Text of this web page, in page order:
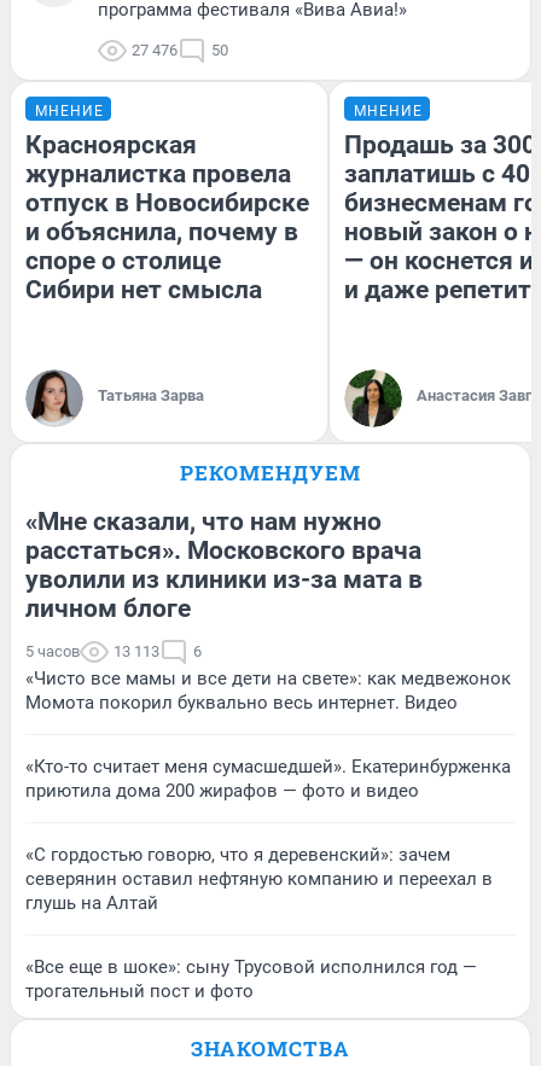
программа фестиваля «Вива Авиа!»
27 476 50
МНЕНИЕ
Красноярская
журналистка провела
отпуск в Новосибирске
и объяснила, почему в
споре о столице
Сибири нет смысла
Татьяна Зарва
МНЕНИЕ
Продашь за
заплатишь с
бизнесменам
новый закон о
— он коснется
и даже
Анастасия
РЕКОМЕНДУЕМ
«Мне сказали, что нам нужно
расстаться». Московского врача
уволили из клиники из-за мата в
личном блоге
5 часов 13 113 6
«Чисто все мамы и все дети на свете»: как медвежонок
Момота покорил буквально весь интернет. Видео
«Кто-то считает меня сумасшедшей». Екатеринбурженка
приютила дома 200 жирафов — фото и видео
«С гордостью говорю, что я деревенский»: зачем
северянин оставил нефтяную компанию и переехал в
глушь на Алтай
«Все еще в шоке»: сыну Трусовой исполнился год —
трогательный пост и фото
ЗНАКОМСТВА